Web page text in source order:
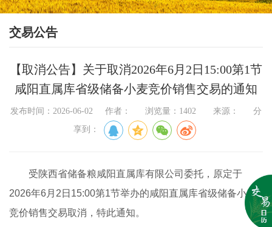
交易公告
【取消公告】关于取消2026年6月2日15:00第1节
咸阳直属库省级储备小麦竞价销售交易的通知
发布时间：2026-06-02 作者： 浏览量：1402 来源： 分
享到：
受陕西省储备粮咸阳直属库有限公司委托，原定于
2026年6月2日15:00第1节举办的咸阳直属库省级储备小麦
竞价销售交易取消，特此通知。